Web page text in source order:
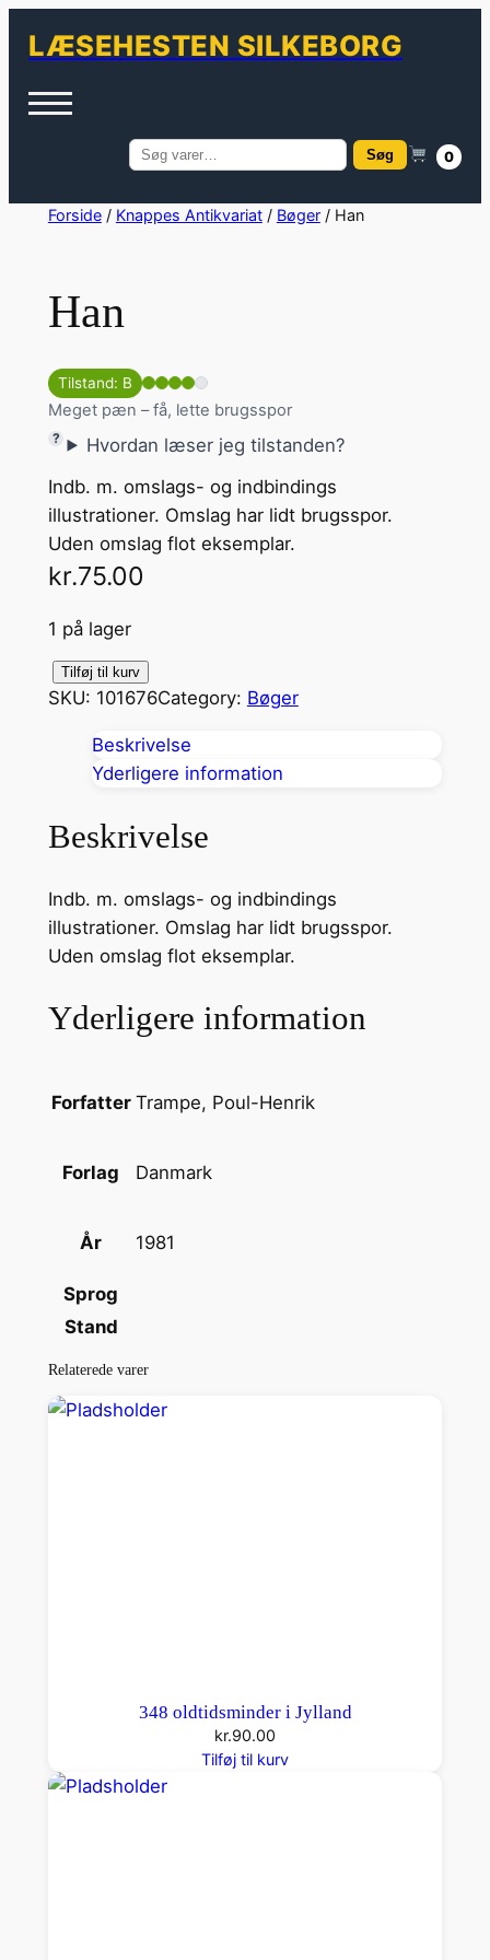
LÆSEHESTEN SILKEBORG
Søg
Søg 0
SpringForside/ Knappes Antikvariat/ Bøger/ Han
Han
Tilstand: B
Meget pæn – få, lette brugsspor
Hvordan læser jeg tilstanden?
Indb. m. omslags- og indbindings
illustrationer. Omslag har lidt brugsspor.
Uden omslag flot eksemplar.
kr.75.00
1 på lager
a
a
Tilføj til kurv
SKU: 101676Category: Bøger
Beskrivelse
Yderligere information
Beskrivelse
Indb. m. omslags- og indbindings
illustrationer. Omslag har lidt brugsspor.
Uden omslag flot eksemplar.
Yderligere information
Forfatter Trampe, Poul-Henrik
Forlag Danmark
År 1981
Sprog
Stand
Relaterede varer
348 oldtidsminder i Jylland
kr.90.00
Tilføj til kurv